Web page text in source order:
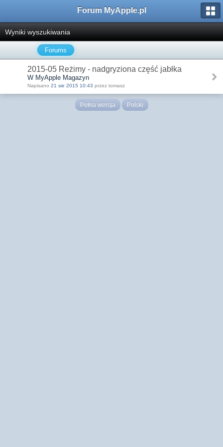
Forum MyApple.pl
Wyniki wyszukiwania
Forums
2015-05 Reżimy - nadgryziona część jabłka
W MyApple Magazyn
Napisano 21 sie 2015 10:43 przez tomasz
Pełna wersja Polski